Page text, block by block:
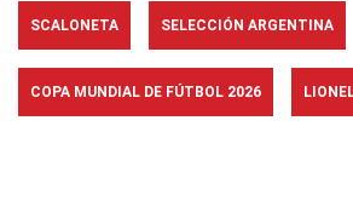
SCALONETA SELECCIÓN ARGENTINA
COPA MUNDIAL DE FÚTBOL 2026